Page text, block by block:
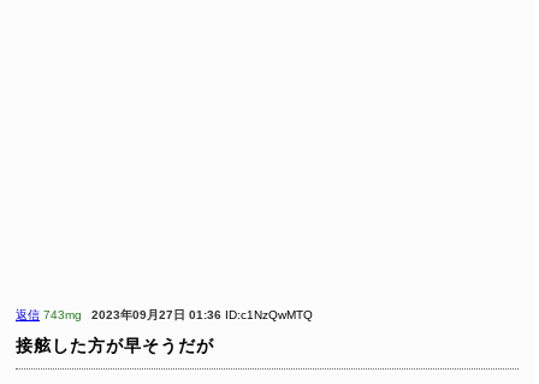
返信 743mg 2023年09月27日 01:36 ID:c1NzQwMTQ
接舷した方が早そうだが